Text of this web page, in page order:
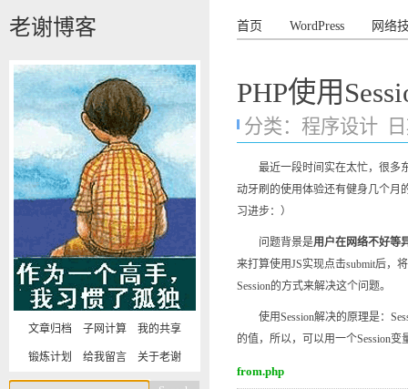
老谢博客 首页 WordPress 网络
PHP使用
分类： 程序设计
最近一段时间实在太忙，很多东
动牙刷的使用体验还有健身几个月
习进步：）
问题背景是用户在网络不好等
来打算使用JS实现点击submit后，
Session的方式来解决这个问题。
使用Session解决的原理是：
的值，所以，可以用一个Session
from.php
文章归档 子网计算 我的共享
锻炼计划 给我留言 关于老谢